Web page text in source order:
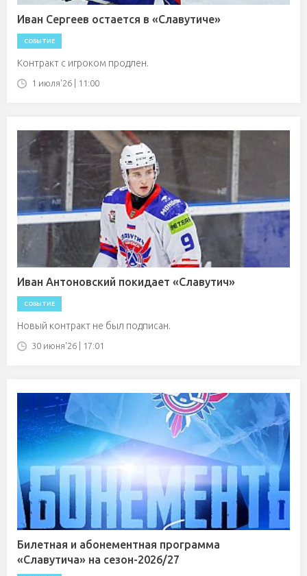
Иван Сергеев остается в «Славутиче»
СОБЫТИЕ
Контракт с игроком продлен.
1 июля'26 | 11:00
Иван Антоновский покидает «Славутич»
СОБЫТИЕ
Новый контракт не был подписан.
30 июня'26 | 17:01
Билетная и абонементная программа
«Славутича» на сезон-2026/27